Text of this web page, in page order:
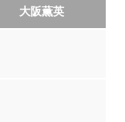
大阪薫英